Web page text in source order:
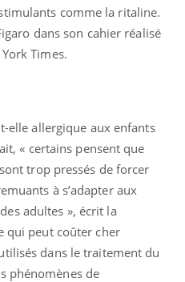
comme la ritaline.
dans son cahier réalisé
Times.
elle allergique aux enfants
« certains pensent que
trop pressés de forcer
à s’adapter aux
adultes », écrit la
qui peut coûter cher
dans le traitement du
phénomènes de